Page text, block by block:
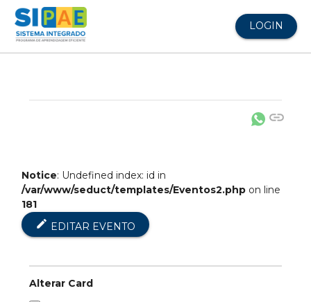
LOGIN
link
Notice: Undefined index: id in
/var/www/seduct/templates/Eventos2.php on line
181
edit EDITAR EVENTO
Alterar Card